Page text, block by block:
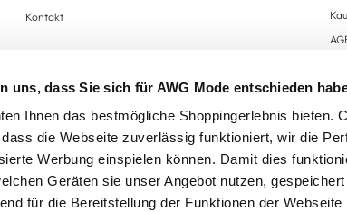
uns, dass Sie sich für AWG Mode entschieden
Ihnen das bestmögliche Shoppingerlebnis bieten.
die Webseite zuverlässig funktioniert, wir die
Werbung einspielen können. Damit dies
Geräten sie unser Angebot nutzen,
für die Bereitstellung der Funktionen der
Kontakt